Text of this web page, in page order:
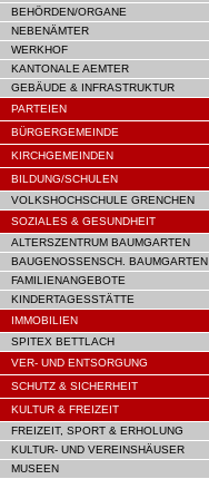
BEHÖRDEN/ORGANE
NEBENÄMTER
WERKHOF
KANTONALE AEMTER
GEBÄUDE & INFRASTRUKTUR
PARTEIEN
BÜRGERGEMEINDE
KIRCHGEMEINDEN
BILDUNG/SCHULEN
VOLKSHOCHSCHULE GRENCHEN
SOZIALES & GESUNDHEIT
ALTERSZENTRUM BAUMGARTEN
BAUGENOSSENSCH. BAUMGARTEN
FAMILIENANGEBOTE
KINDERTAGESSTÄTTE
IMMOBILIEN
SPITEX BETTLACH
VER- UND ENTSORGUNG
SCHUTZ & SICHERHEIT
KULTUR & FREIZEIT
FREIZEIT, SPORT & ERHOLUNG
KULTUR- UND VEREINSHÄUSER
MUSEEN